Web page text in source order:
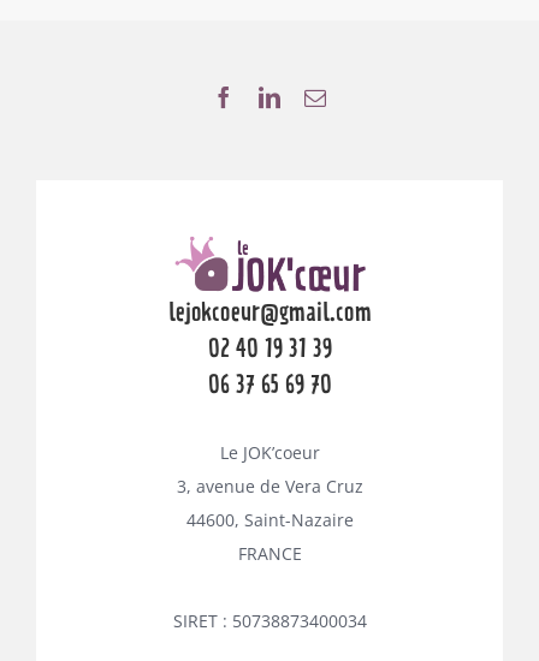
lejokcoeur@gmail.com
02 40 19 31 39
06 37 65 69 70
Le JOK’coeur
3, avenue de Vera Cruz
44600, Saint-Nazaire
FRANCE
SIRET : 50738873400034